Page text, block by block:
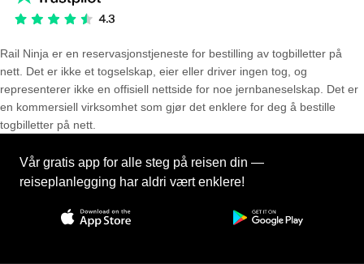
Rail Ninja er en reservasjons­tjeneste for bestilling av togbilletter på
nett. Det er ikke et togselskap, eier eller driver ingen tog, og
representerer ikke en offisiell nettside for noe jernbaneselskap. Det er
en kommersiell virksomhet som gjør det enklere for deg å bestille
togbilletter på nett.
Vår gratis app for alle steg på reisen din —
reiseplanlegging har aldri vært enklere!